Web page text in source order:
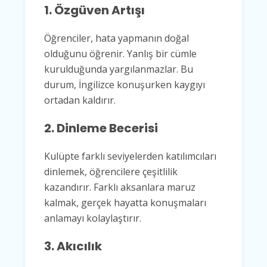
1. Özgüven Artışı
Öğrenciler, hata yapmanın doğal
olduğunu öğrenir. Yanlış bir cümle
kurulduğunda yargılanmazlar. Bu
durum, İngilizce konuşurken kaygıyı
ortadan kaldırır.
2. Dinleme Becerisi
Kulüpte farklı seviyelerden katılımcıları
dinlemek, öğrencilere çeşitlilik
kazandırır. Farklı aksanlara maruz
kalmak, gerçek hayatta konuşmaları
anlamayı kolaylaştırır.
3. Akıcılık